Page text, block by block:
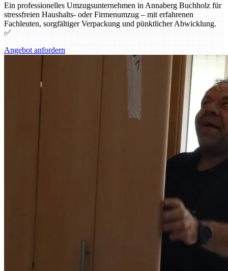
Ein professionelles Umzugsunternehmen in Annaberg Buchholz für
stressfreien Haushalts- oder Firmenumzug – mit erfahrenen
Fachleuten, sorgfältiger Verpackung und pünktlicher Abwicklung.
✅
Angebot anfordern